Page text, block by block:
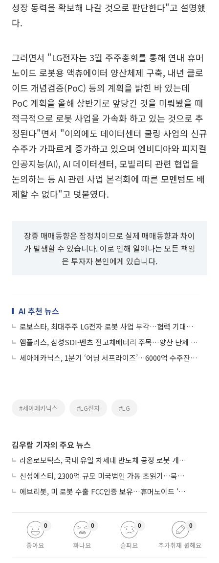
성장 동력을 확보해 나갈 것으로 판단한다"고 설명했
다.
그러면서 "LG전자는 3월 주주총회를 통해 연내 휴머
노이드 로봇용 액츄에이터 양산체제 구축, 내년 클로
이드 개념검증(PoC) 등의 계획을 밝힌 바 있는데
PoC 계획을 올해 상반기로 앞당긴 것을 미뤄봤을 때
적극적으로 로봇 사업을 가속화 하고 있는 것으로 추
정된다"면서 "이외에도 데이터센터 쿨링 사업의 신규
수주가 가파르게 증가하고 있으며 엔비디아와 피지컬
인공지능(AI), AI 데이터센터, 모빌리티 관련 협업을
논의하는 등 AI 관련 사업 본격화에 따른 모멘텀도 배
제할 수 없다"고 덧붙였다.
장중 매매동향은 잠정치이므로 실제 매매동향과 차이
가 발생할 수 있습니다. 이로 인해 일어나는 모든 책임
은 투자자 본인에게 있습니다.
AI 추천 뉴스
로보스타, 최대주주 LG전자 로봇 사업 부각…협력 기대감에 상승세
엠플러스, 삼성SDI-벤츠 전고체배터리 주목…양산 난제 극복 기술 개발 부각에 상승세
세아메카닉스, 1분기 ‘어닝 서프라이즈’…6000억 수주잔고 본격 출하 개시
#세아메카닉스 #LG전자 #LG
김우람 기자의 주요 뉴스
라온로보틱스, 국내 유일 차세대 반도체 공정 로봇 개발 ‘고객사 테스트 진행’
신성에스티, 2300억 규모 미국법인 가동 초읽기…북미 ESS 공략 본격화
에브리봇, 미 로봇 수출 FCC인증 보유…휴머노이드 ‘AI 두뇌’ 탑재 속도
좋아요
0
화나요
0
슬퍼요
0
추가취재 원해요
0